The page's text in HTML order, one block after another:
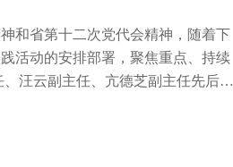
和省第十二次党代会精神，随着下
活动的安排部署，聚焦重点、持续
汪云副主任、亢德芝副主任先后带
口企业对中心实践活动的工作给予